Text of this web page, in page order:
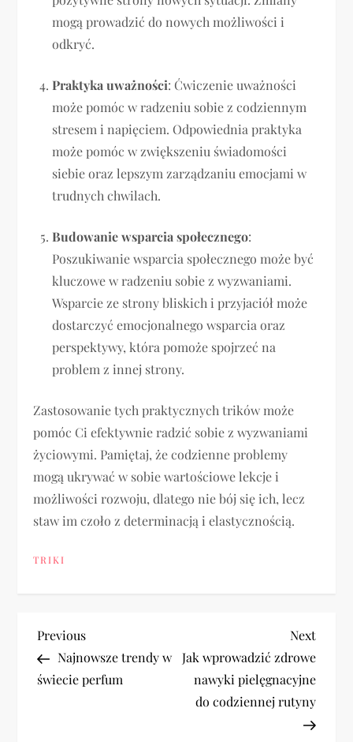
mogą prowadzić do nowych możliwości i
odkryć.
Praktyka uważności: Ćwiczenie uważności
może pomóc w radzeniu sobie z codziennym
stresem i napięciem. Odpowiednia praktyka
może pomóc w zwiększeniu świadomości
siebie oraz lepszym zarządzaniu emocjami w
trudnych chwilach.
Budowanie wsparcia społecznego:
Poszukiwanie wsparcia społecznego może być
kluczowe w radzeniu sobie z wyzwaniami.
Wsparcie ze strony bliskich i przyjaciół może
dostarczyć emocjonalnego wsparcia oraz
perspektywy, która pomoże spojrzeć na
problem z innej strony.
Zastosowanie tych praktycznych trików może
pomóc Ci efektywnie radzić sobie z wyzwaniami
życiowymi. Pamiętaj, że codzienne problemy
mogą ukrywać w sobie wartościowe lekcje i
możliwości rozwoju, dlatego nie bój się ich, lecz
staw im czoło z determinacją i elastycznością.
TRIKI
N
a
Previous
Post
Previous
Najnowsze trendy w
świecie perfum
Next
Post
Next
Jak wprowadzić zdrowe
nawyki pielęgnacyjne
do codziennej rutyny